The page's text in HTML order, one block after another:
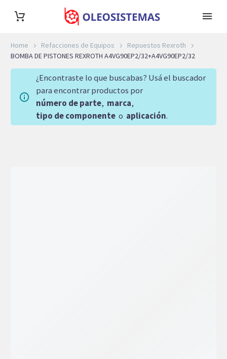
Home Refacciones de Equipos
Repuestos Rexroth
BOMBA DE PISTONES REXROTH A4VG90EP2/32+A4VG90EP2/32
¿Encontraste lo que buscabas? Usá el buscador
para encontrar productos por
número de parte, marca,
tipo de componente o aplicación.